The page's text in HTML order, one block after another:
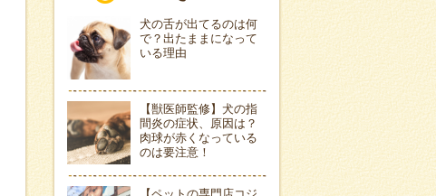
犬の舌が出てるのは何
で？出たままになって
いる理由
【獣医師監修】犬の指
間炎の症状、原因は？
肉球が赤くなっている
のは要注意！